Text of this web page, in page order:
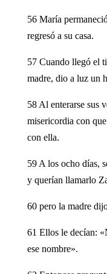
56 María
regresó a su casa.
57 Cuando llegó el
madre, dio a luz un
58 Al enterarse sus
misericordia con
con ella.
59 A los ocho días,
y querían llamarlo
60 pero la madre
61 Ellos le decían:
ese nombre».